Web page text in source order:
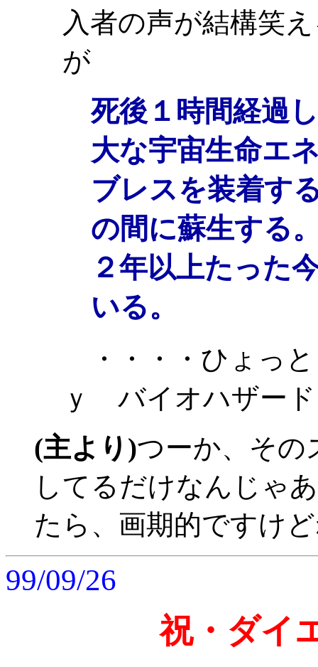
入者の声が結構笑
が
死後１時間経過
大な宇宙生命エ
ブレスを装着す
の間に蘇生する
２年以上たった
いる。
・・・・ひょっ
ｙ バイオハザー
(主より)つーか、その
してるだけなんじゃ
たら、画期的ですけ
99/09/26
祝・ダイ